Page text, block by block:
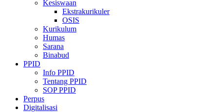
Kesiswaan
Ekstrakurikuler
OSIS
Kurikulum
Humas
Sarana
Binabud
PPID
Info PPID
Tentang PPID
SOP PPID
Perpus
Digitalisasi